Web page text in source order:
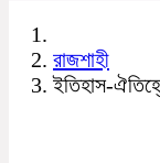
রাজশাহী
ইতিহাস-